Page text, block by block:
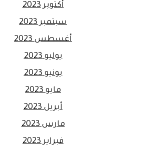
أكتوبر 2023
سبتمبر 2023
أغسطس 2023
يوليو 2023
يونيو 2023
مايو 2023
أبريل 2023
مارس 2023
فبراير 2023